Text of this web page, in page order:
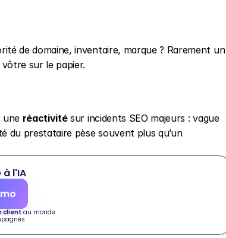
de domaine, inventaire, marque ? Rarement un
sur le papier.
une réactivité sur incidents SEO majeurs : vague
du prestataire pèse souvent plus qu’un
l'IA
client au monde